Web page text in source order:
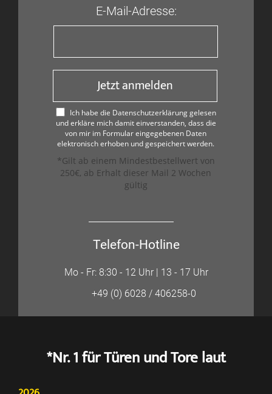
E-Mail-Adresse:
Jetzt anmelden
Ich habe die Datenschutzerklärung gelesen
und erkläre mich damit einverstanden, dass die
von mir im Formular eingegebenen Daten
elektronisch erhoben und gespeichert werden.
*Gilt ab einem Mindestbestellwert von
250€, ab Erhalt dieser Mail 2 Wochen
gültig
Telefon-Hotline
Mo - Fr: 8:30 - 12 Uhr | 13 - 17 Uhr
+49 (0) 6028 / 406258-0
*Nr. 1 für Türen und Tore laut